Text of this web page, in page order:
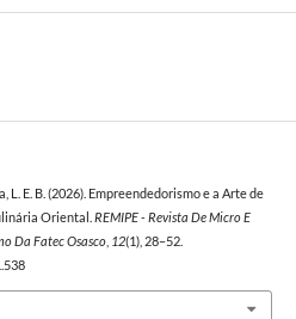
L. E. B. (2026). Empreendedorismo e a Arte de
Oriental. REMIPE - Revista De Micro E
Da Fatec Osasco, 12(1), 28–52.